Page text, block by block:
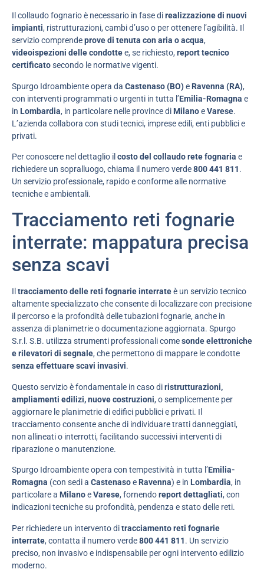
Il collaudo fognario è necessario in fase direalizzazione di nuovi
impianti, ristrutturazioni, cambi d’uso o per ottenere l’agibilità. Il
servizio comprendeprove di tenuta con aria o acqua,
videoispezioni delle condottee, se richiesto, report tecnico
certificatosecondo le normative vigenti.
Spurgo Idroambiente opera da Castenaso (BO)e Ravenna (RA),
con interventi programmati o urgenti in tutta l’Emilia-Romagna e
in Lombardia, in particolare nelle province di MilanoeVarese.
L’azienda collabora con studi tecnici, imprese edili, enti pubblici e
privati.
Per conoscere nel dettaglio il costo del collaudo rete fognaria e
richiedere un sopralluogo, chiama il numero verde800 441 811.
Un servizio professionale, rapido e conforme alle normative
tecniche e ambientali.
Tracciamento reti fognarie
interrate: mappatura precisa
senza scavi
Il tracciamento delle reti fognarie interrateè un servizio tecnico
altamente specializzato che consente di localizzare con precisione
il percorso e la profondità delle tubazioni fognarie, anche in
assenza di planimetrie o documentazione aggiornata. Spurgo
S.r.l. S.B. utilizza strumenti professionali comesonde elettroniche
e rilevatori di segnale, che permettono di mappare le condotte
senza effettuare scavi invasivi.
Questo servizio è fondamentale in caso diristrutturazioni,
ampliamenti edilizi, nuove costruzioni, o semplicemente per
aggiornare le planimetrie di edifici pubblici e privati. Il
tracciamento consente anche di individuare tratti danneggiati,
non allineati o interrotti, facilitando successivi interventi di
riparazione o manutenzione.
Spurgo Idroambiente opera con tempestività in tutta l’Emilia-
Romagna (con sedi a Castenasoe Ravenna) e in Lombardia, in
particolare a MilanoeVarese, fornendoreport dettagliati, con
indicazioni tecniche su profondità, pendenza e stato delle reti.
Per richiedere un intervento ditracciamento reti fognarie
interrate, contatta il numero verde800 441 811. Un servizio
preciso, non invasivo e indispensabile per ogni intervento edilizio
moderno.